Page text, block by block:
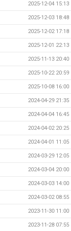
2025-12-04 15:13
2025-12-03 18:48
2025-12-02 17:18
2025-12-01 22:13
2025-11-13 20:40
2025-10-22 20:59
2025-10-08 16:00
2024-04-29 21:35
2024-04-04 16:45
2024-04-02 20:25
2024-04-01 11:05
2024-03-29 12:05
2024-03-04 20:00
2024-03-03 14:00
2024-03-02 08:55
2023-11-30 11:00
2023-11-28 07:55